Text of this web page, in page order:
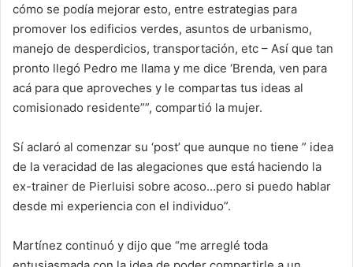
cómo se podía mejorar esto, entre estrategias para
promover los edificios verdes, asuntos de urbanismo,
manejo de desperdicios, transportación, etc – Así que tan
pronto llegó Pedro me llama y me dice ‘Brenda, ven para
acá para que aproveches y le compartas tus ideas al
comisionado residente””, compartió la mujer.
Sí aclaró al comenzar su ‘post’ que aunque no tiene ” idea
de la veracidad de las alegaciones que está haciendo la
ex-trainer de Pierluisi sobre acoso…pero si puedo hablar
desde mi experiencia con el individuo”.
Martínez continuó y dijo que “me arreglé toda